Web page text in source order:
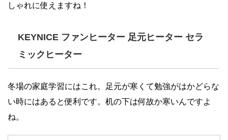
しゃれに使えますね！
KEYNICE ファンヒーター 足元ヒーター セラ
ミックヒーター
冬場の家庭学習にはこれ。足元が寒くて勉強がはかどらな
い時にはあると便利です。机の下は何故か寒いんですよ
ね。